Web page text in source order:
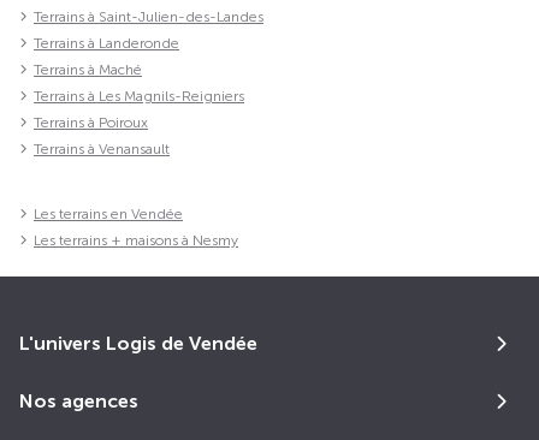
Terrains à Saint-Julien-des-Landes
Terrains à Landeronde
Terrains à Maché
Terrains à Les Magnils-Reigniers
Terrains à Poiroux
Terrains à Venansault
Les terrains en Vendée
Les terrains + maisons à Nesmy
L'univers Logis de Vendée
Nos agences